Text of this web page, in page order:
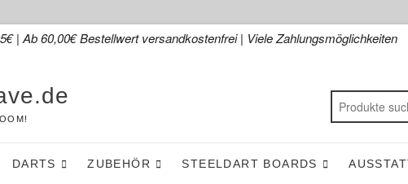
| Ab 60,00€ Bestellwert versandkostenfrei | Viele Zahlungsmöglichkeiten
DARTS ZUBEHÖR STEELDART BOARDS